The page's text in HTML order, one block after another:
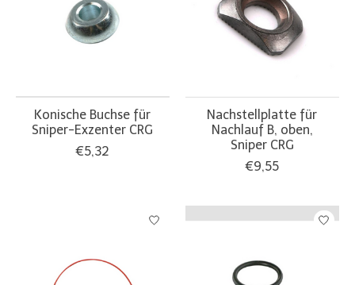
Konische Buchse für
Sniper-Exzenter CRG
€5,32
Nachstellplatte für
Nachlauf B, oben,
Sniper CRG
€9,55